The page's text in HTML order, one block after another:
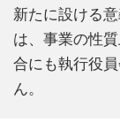
新たに設ける
は、事業の性
合にも執行役
ん。